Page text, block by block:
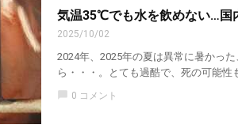
気温35℃でも水を飲めない…国
2025/10/02
2024年、2025年の夏は異常に暑かっ
ら・・・。とても過酷で、死の可能性
chat_bubble 0 コメント